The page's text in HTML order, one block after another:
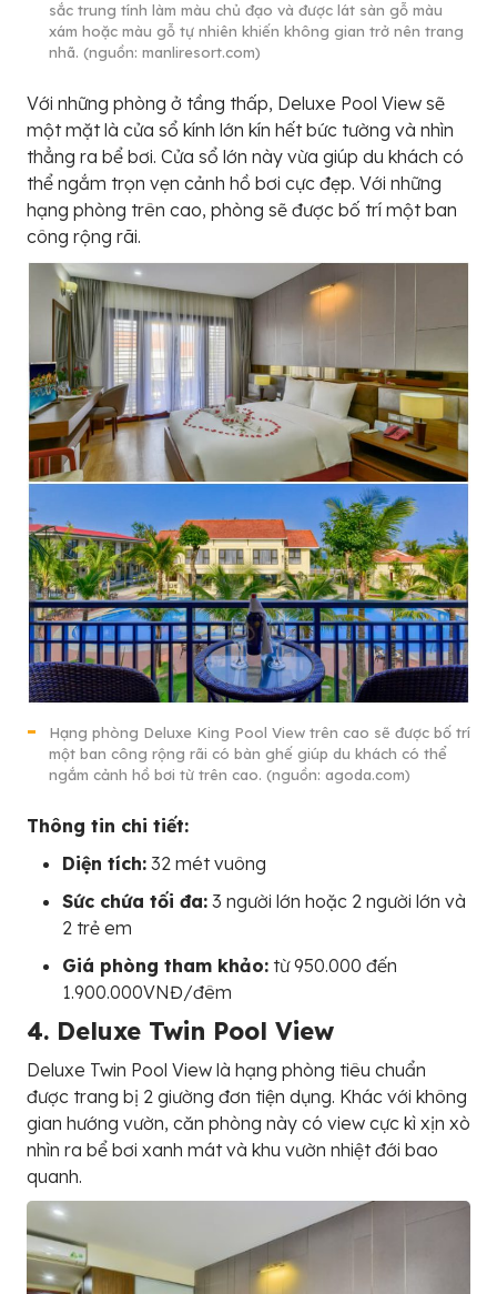
sắc trung tính làm màu chủ đạo và được lát sàn gỗ màu
xám hoặc màu gỗ tự nhiên khiến không gian trở nên trang
nhã. (nguồn: manliresort.com)
Với những phòng ở tầng thấp, Deluxe Pool View sẽ
một mặt là cửa sổ kính lớn kín hết bức tường và nhìn
thẳng ra bể bơi. Cửa sổ lớn này vừa giúp du khách có
thể ngắm trọn vẹn cảnh hồ bơi cực đẹp. Với những
hạng phòng trên cao, phòng sẽ được bố trí một ban
công rộng rãi.
Hạng phòng Deluxe King Pool View trên cao sẽ được bố trí
một ban công rộng rãi có bàn ghế giúp du khách có thể
ngắm cảnh hồ bơi từ trên cao. (nguồn: agoda.com)
Thông tin chi tiết:
Diện tích: 32 mét vuông
Sức chứa tối đa: 3 người lớn hoặc 2 người lớn và
2 trẻ em
Giá phòng tham khảo: từ 950.000 đến
1.900.000VNĐ/đêm
4. Deluxe Twin Pool View
Deluxe Twin Pool View là hạng phòng tiêu chuẩn
được trang bị 2 giường đơn tiện dụng. Khác với không
gian hướng vườn, căn phòng này có view cực kì xịn xò
nhìn ra bể bơi xanh mát và khu vườn nhiệt đới bao
quanh.